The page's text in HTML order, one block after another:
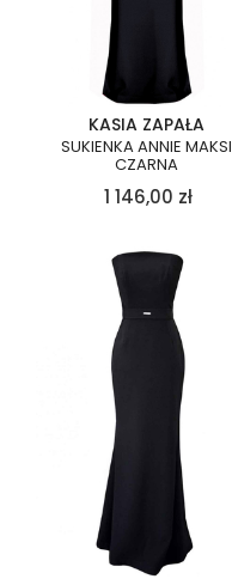
KASIA ZAPAŁA
SUKIENKA ANNIE MAKSI
CZARNA
1 146,00 zł